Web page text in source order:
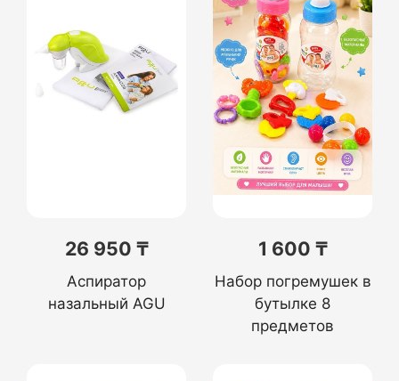
26 950 ₸
Аспиратор
назальный AGU
1 600 ₸
Набор погремушек в
бутылке 8
предметов